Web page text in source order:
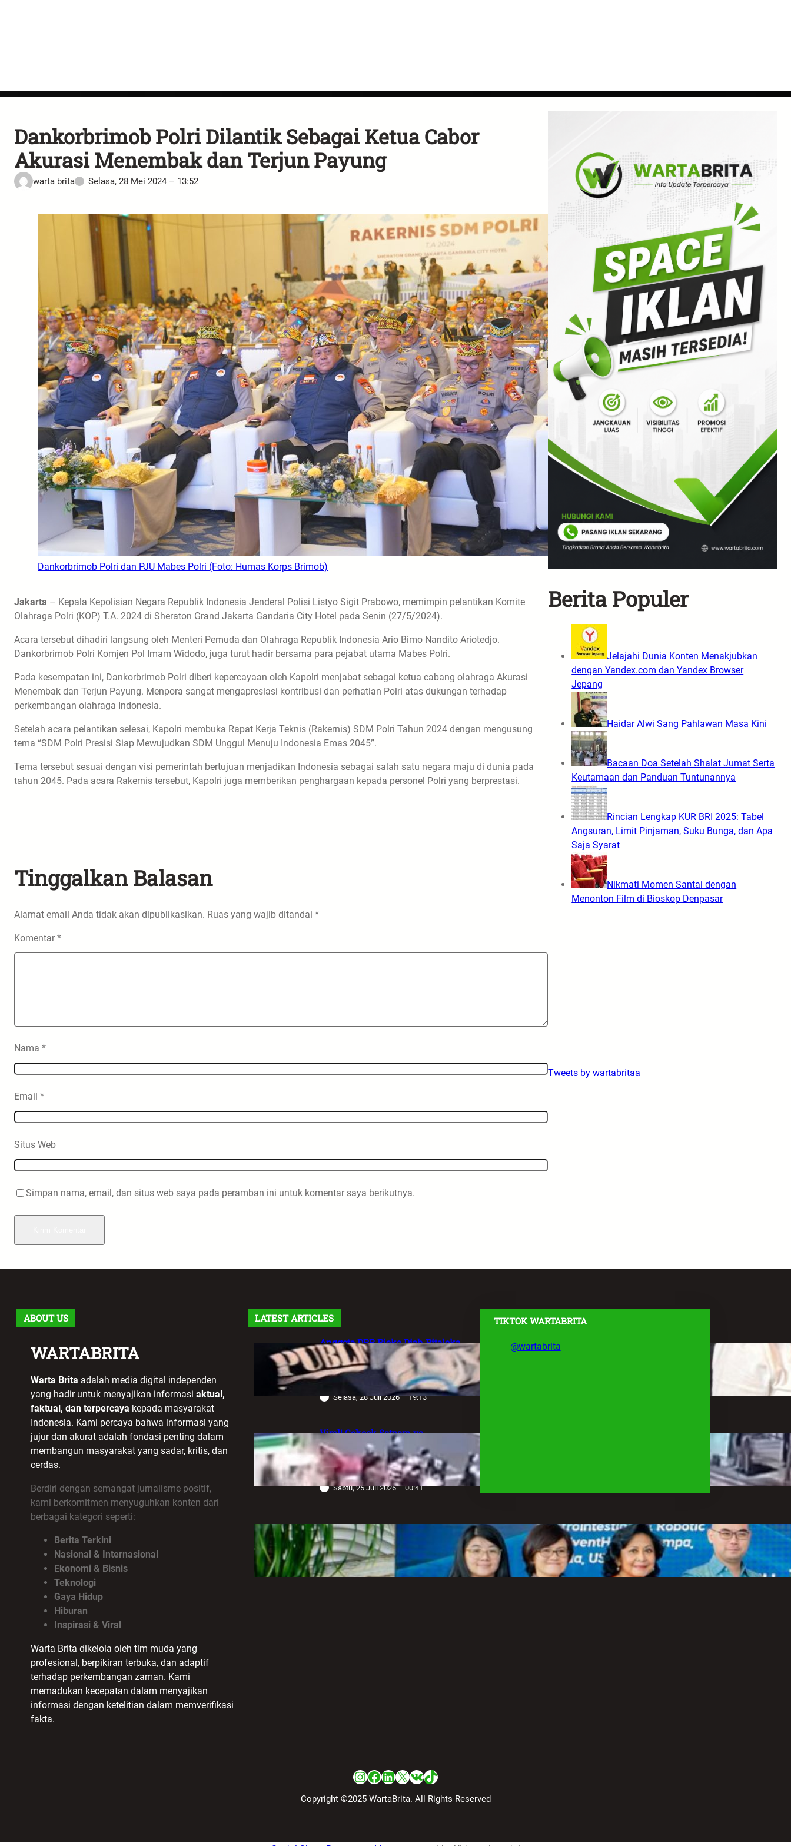
Dankorbrimob Polri Dilantik Sebagai Ketua Cabor
Akurasi Menembak dan Terjun Payung
warta brita Selasa, 28 Mei 2024 – 13:52
Dankorbrimob Polri dan PJU Mabes Polri (Foto: Humas Korps Brimob)
Jakarta – Kepala Kepolisian Negara Republik Indonesia Jenderal Polisi Listyo Sigit Prabowo, memimpin pelantikan Komite
Olahraga Polri (KOP) T.A. 2024 di Sheraton Grand Jakarta Gandaria City Hotel pada Senin (27/5/2024).
Acara tersebut dihadiri langsung oleh Menteri Pemuda dan Olahraga Republik Indonesia Ario Bimo Nandito Ariotedjo.
Dankorbrimob Polri Komjen Pol Imam Widodo, juga turut hadir bersama para pejabat utama Mabes Polri.
Pada kesempatan ini, Dankorbrimob Polri diberi kepercayaan oleh Kapolri menjabat sebagai ketua cabang olahraga Akurasi
Menembak dan Terjun Payung. Menpora sangat mengapresiasi kontribusi dan perhatian Polri atas dukungan terhadap
perkembangan olahraga Indonesia.
Setelah acara pelantikan selesai, Kapolri membuka Rapat Kerja Teknis (Rakernis) SDM Polri Tahun 2024 dengan mengusung
tema “SDM Polri Presisi Siap Mewujudkan SDM Unggul Menuju Indonesia Emas 2045”.
Tema tersebut sesuai dengan visi pemerintah bertujuan menjadikan Indonesia sebagai salah satu negara maju di dunia pada
tahun 2045. Pada acara Rakernis tersebut, Kapolri juga memberikan penghargaan kepada personel Polri yang berprestasi.
Tinggalkan Balasan
Alamat email Anda tidak akan dipublikasikan. Ruas yang wajib ditandai *
Komentar*
Nama *
Email *
Situs Web
Simpan nama, email, dan situs web saya pada peramban ini untuk komentar saya berikutnya.
Berita Populer
Jelajahi Dunia Konten Menakjubkan
dengan Yandex.com dan Yandex Browser
Jepang
Haidar Alwi Sang Pahlawan Masa Kini
Bacaan Doa Setelah Shalat Jumat Serta
Keutamaan dan Panduan Tuntunannya
Rincian Lengkap KUR BRI 2025: Tabel
Angsuran, Limit Pinjaman, Suku Bunga, dan Apa
Saja Syarat
Nikmati Momen Santai dengan
Menonton Film di Bioskop Denpasar
Tweets by wartabritaa
ABOUT US
WARTABRITA
Warta Brita adalah media digital independen
yang hadir untuk menyajikan informasi aktual,
faktual, dan terpercaya kepada masyarakat
Indonesia. Kami percaya bahwa informasi yang
jujur dan akurat adalah fondasi penting dalam
membangun masyarakat yang sadar, kritis, dan
cerdas.
Berdiri dengan semangat jurnalisme positif,
kami berkomitmen menyuguhkan konten dari
berbagai kategori seperti:
Berita Terkini
Nasional & Internasional
Ekonomi & Bisnis
Teknologi
Gaya Hidup
Hiburan
Inspirasi & Viral
Warta Brita dikelola oleh tim muda yang
profesional, berpikiran terbuka, dan adaptif
terhadap perkembangan zaman. Kami
memadukan kecepatan dalam menyajikan
informasi dengan ketelitian dalam memverifikasi
fakta.
LATEST ARTICLES
Anggota DPR Rieke Diah Pitaloka
Soroti Maraknya Aksi Main Hakim
Sendiri, Desak Negara Tegakkan
Hukum
Selasa, 28 Juli 2026 – 19:13
Viral! Cekcok Satpam vs
Pengemudi Alphard di Bundaran HI,
Berujung Terungkap Sang Sopir
Anggota Polda Jabar
Sabtu, 25 Juli 2026 – 00:41
Robot Operasi Paling Canggih di
Dunia Kini Hadir di Indonesia
Melalui RS Mandaya Puri
Senin, 20 Juli 2026 – 13:50
TIKTOK WARTABRITA
@wartabrita
Instagram
Facebook
LinkedIn
X VKTikTok
Copyright ©2025 WartaBrita. All Rights Reserved